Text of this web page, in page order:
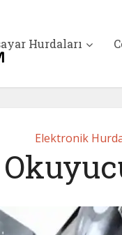
Hurdaları
Elektronik